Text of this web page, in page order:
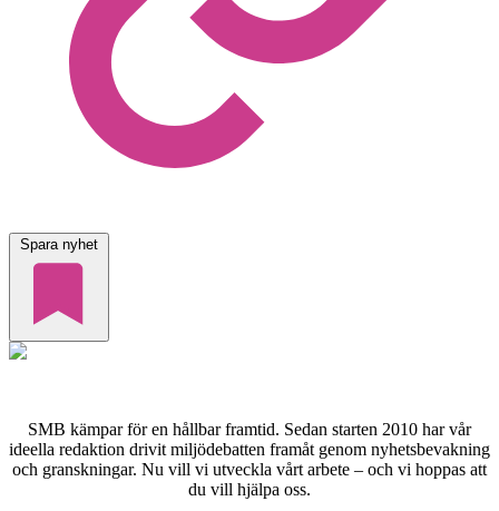
Spara nyhet
SMB kämpar för en hållbar framtid. Sedan starten 2010 har vår
ideella redaktion drivit miljödebatten framåt genom nyhetsbevakning
och granskningar. Nu vill vi utveckla vårt arbete – och vi hoppas att
du vill hjälpa oss.